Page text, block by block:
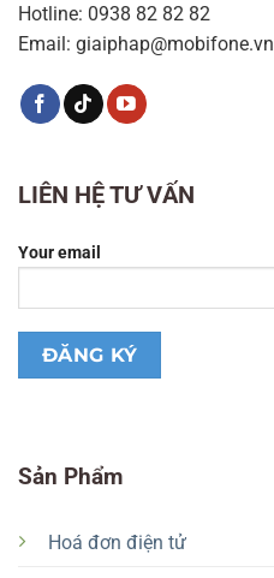
Hotline: 0938 82 82 82
Email: giaiphap@mobifone.vn
Sản Phẩm
Hoá đơn điện tử
LIÊN HỆ TƯ VẤN
Your email